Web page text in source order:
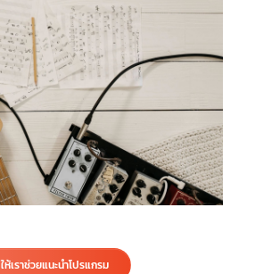
ให้เราช่วยแนะนำโปรแกรม